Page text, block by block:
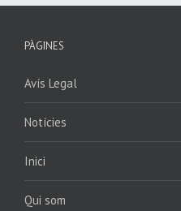
PÀGINES
Avís Legal
Notícies
Inici
Qui som